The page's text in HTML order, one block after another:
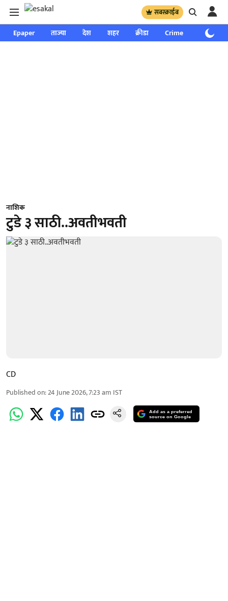
सबस्क्राईब
Epaper ताज्या देश शहर क्रीडा Crime साप्ताहिक
नाशिक
टुडे ३ साठी..अवतीभवती
CD
Published on:24 June 2026, 7:23 am IST
Add as a preferred
source on Google